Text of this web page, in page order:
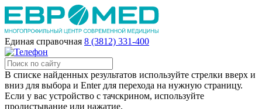
Единая справочная 8 (3812) 331-400
В списке найденных результатов используйте стрелки вверх и
вниз для выбора и Enter для перехода на нужную страницу.
Если у вас устройство с тачскрином, используйте
пролистывание или нажатие.